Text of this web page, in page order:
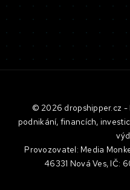
© 2026 dropshipper.cz -
podnikání, financích,
Provozovatel: Media
46331 Nová Ves, IČ: